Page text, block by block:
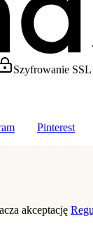
Szyfrowanie SSL
Pinterest
akceptację